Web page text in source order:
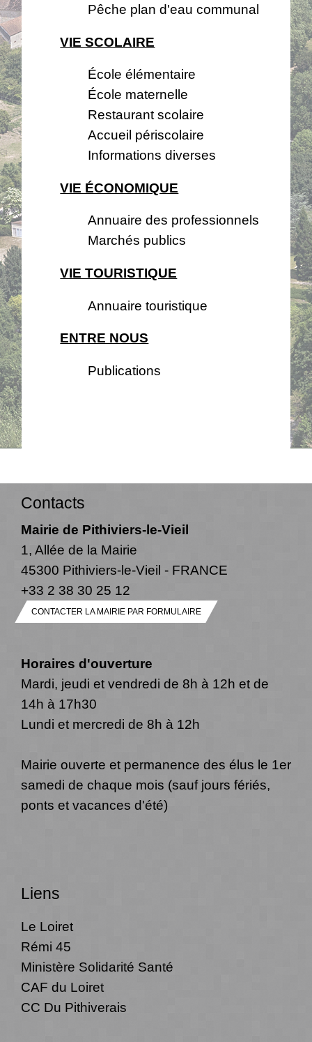
Pêche plan d'eau communal
VIE SCOLAIRE
École élémentaire
École maternelle
Restaurant scolaire
Accueil périscolaire
Informations diverses
VIE ÉCONOMIQUE
Annuaire des professionnels
Marchés publics
VIE TOURISTIQUE
Annuaire touristique
ENTRE NOUS
Publications
Contacts
Mairie de Pithiviers-le-Vieil
1, Allée de la Mairie
45300 Pithiviers-le-Vieil - FRANCE
+33 2 38 30 25 12
CONTACTER LA MAIRIE PAR FORMULAIRE
Horaires d'ouverture
Mardi, jeudi et vendredi de 8h à 12h et de
14h à 17h30
Lundi et mercredi de 8h à 12h
Mairie ouverte et permanence des élus le 1er
samedi de chaque mois (sauf jours fériés,
ponts et vacances d'été)
Liens
Le Loiret
Rémi 45
Ministère Solidarité Santé
CAF du Loiret
CC Du Pithiverais